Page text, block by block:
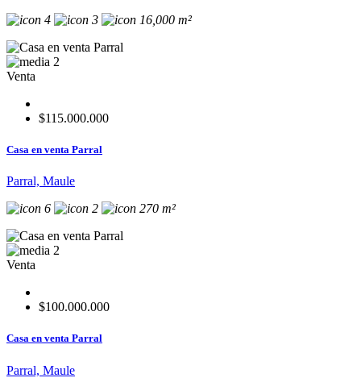
4
3 16,000 m²
2
Venta
$115.000.000
Casa en venta Parral
Parral, Maule
6
2 270 m²
2
Venta
$100.000.000
Casa en venta Parral
Parral, Maule